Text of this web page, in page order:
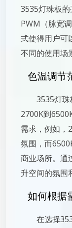
3535灯珠板
PWM（脉宽
式使得用户可
不同的使用场
色温调节
3535灯
2700K到
需求，例如，
氛围，而
商业场所。通
升空间的氛围
如何根据
在选择